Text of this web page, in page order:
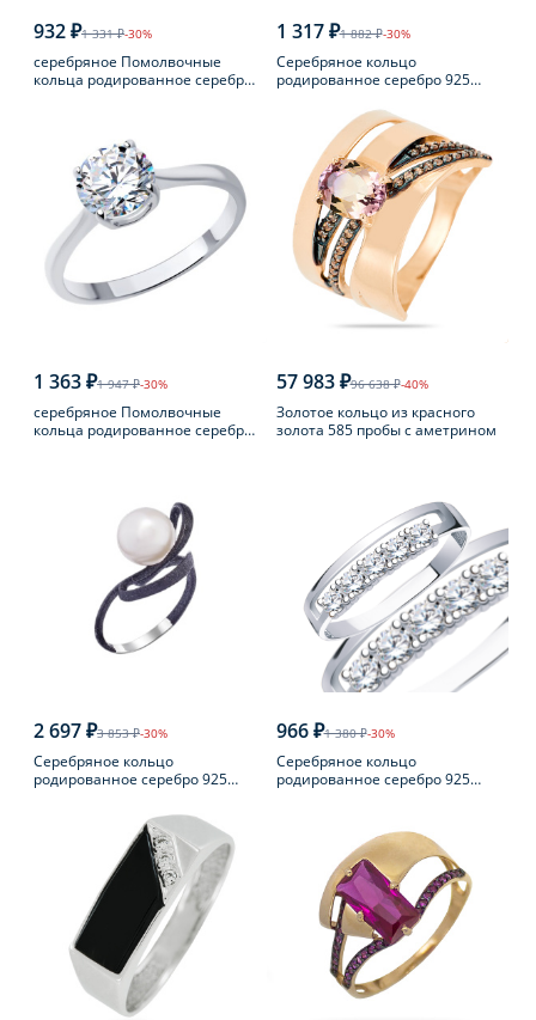
932 ₽1 331 ₽-30%
серебряное Помолвочные
кольца родированное серебро
1 317 ₽1 882 ₽-30%
Серебряное кольцо
родированное серебро 925
1 363 ₽1 947 ₽-30%
серебряное Помолвочные
кольца родированное серебро
57 983 ₽96 638 ₽-40%
Золотое кольцо из красного
золота 585 пробы с аметрином
2 697 ₽3 853 ₽-30%
Серебряное кольцо
родированное серебро 925
966 ₽1 380 ₽-30%
Серебряное кольцо
родированное серебро 925